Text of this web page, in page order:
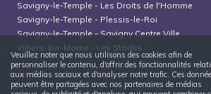
Savigny-le-Temple - Les Droits de l'Homme
Savigny-le-Temple - Plessis-le-Roi
Savigny-le-Temple-Savigny Centre Ville
Villiers-sur-Marne - Les Stades
Veuillez noter que nous utilisons des cookies afin de
personnaliser le contenu, d'offrir des fonctionnalités
aux médias sociaux et d'analyser notre trafic. Ces
peuvent être partagées avec nos partenaires de médias